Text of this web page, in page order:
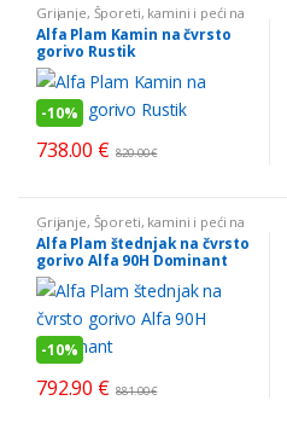
Grijanje, Šporeti, kamini i peći na
čvrsto gorivo
Alfa Plam Kamin na čvrsto
gorivo Rustik
-10%
738.00 € 820.00€
Grijanje, Šporeti, kamini i peći na
čvrsto gorivo
Alfa Plam štednjak na čvrsto
gorivo Alfa 90H Dominant
-10%
792.90 € 881.00€